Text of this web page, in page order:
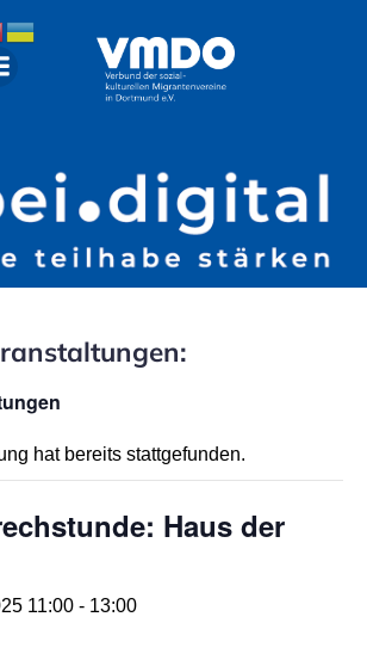
hat bereits stattgefunden.
Haus der
11:00 - 13:00